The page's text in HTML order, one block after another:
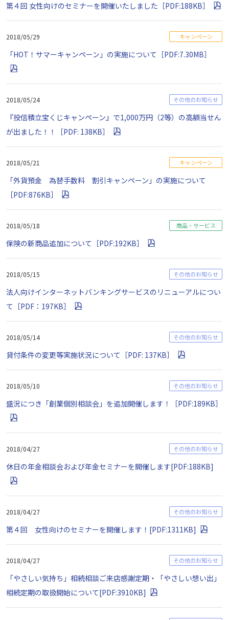
第４回 女性向けのセミナーを開催いたしました［PDF:188KB］
2018/05/29 キャンペーン
「HOT！サマーキャンペーン」の実施について［PDF:7.30MB］
2018/05/24 その他のお知らせ
『投信積立宝くじキャンペーン』で1,000万円（2等）の高額当せん
が出ました！！［PDF: 138KB］
2018/05/21 キャンペーン
「外貨預金 為替手数料 割引キャンペーン」の実施について
［PDF:876KB］
2018/05/18 商品・サービス
保険の新商品追加について［PDF:192KB］
2018/05/15 その他のお知らせ
法人向けインターネットバンキングサービスのリニューアルについ
て［PDF：197KB］
2018/05/14 その他のお知らせ
貸付条件の変更等実施状況について［PDF: 137KB］
2018/05/10 その他のお知らせ
盛況につき「創業個別相談会」を追加開催します！［PDF:189KB］
2018/04/27 その他のお知らせ
休日の年金相談会および年金セミナーを開催します[PDF:188KB]
2018/04/27 その他のお知らせ
第４回 女性向けのセミナーを開催します！[PDF:1311KB]
2018/04/27 その他のお知らせ
「やさしい気持ち」相続相談ご来店感謝定期・「やさしい想い出」
相続定期の取扱開始について[PDF:3910KB]